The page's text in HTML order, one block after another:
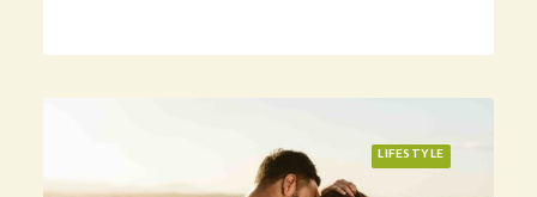
LIFESTYLE